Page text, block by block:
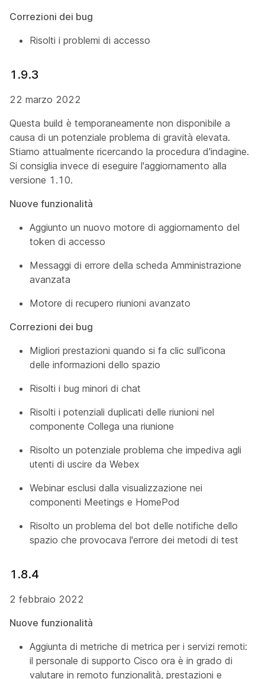
Correzioni dei bug
Risolti i problemi di accesso
1.9.3
22 marzo 2022
Questa build è temporaneamente non disponibile a
causa di un potenziale problema di gravità elevata.
Stiamo attualmente ricercando la procedura d'indagine.
Si consiglia invece di eseguire l'aggiornamento alla
versione 1.10.
Nuove funzionalità
Aggiunto un nuovo motore di aggiornamento del
token di accesso
Messaggi di errore della scheda Amministrazione
avanzata
Motore di recupero riunioni avanzato
Correzioni dei bug
Migliori prestazioni quando si fa clic sull'icona
delle informazioni dello spazio
Risolti i bug minori di chat
Risolti i potenziali duplicati delle riunioni nel
componente Collega una riunione
Risolto un potenziale problema che impediva agli
utenti di uscire da Webex
Webinar esclusi dalla visualizzazione nei
componenti Meetings e HomePod
Risolto un problema del bot delle notifiche dello
spazio che provocava l'errore dei metodi di test
1.8.4
2 febbraio 2022
Nuove funzionalità
Aggiunta di metriche di metrica per i servizi remoti:
il personale di supporto Cisco ora è in grado di
valutare in remoto funzionalità, prestazioni e